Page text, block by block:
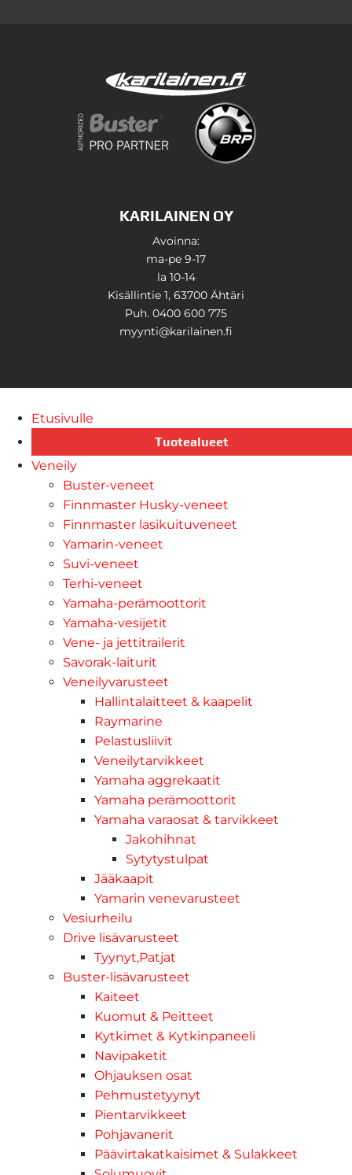
KARILAINEN OY
Avoinna:
ma-pe 9-17
la 10-14
Kisällintie 1, 63700 Ähtäri
Puh. 0400 600 775
myynti@karilainen.fi
Etusivulle
Tuotealueet
Veneily
Buster-veneet
Finnmaster Husky-veneet
Finnmaster lasikuituveneet
Yamarin-veneet
Suvi-veneet
Terhi-veneet
Yamaha-perämoottorit
Yamaha-vesijetit
Vene- ja jettitrailerit
Savorak-laiturit
Veneilyvarusteet
Hallintalaitteet & kaapelit
Raymarine
Pelastusliivit
Veneilytarvikkeet
Yamaha aggrekaatit
Yamaha perämoottorit
Yamaha varaosat & tarvikkeet
Jakohihnat
Sytytystulpat
Jääkaapit
Yamarin venevarusteet
Vesiurheilu
Drive lisävarusteet
Tyynyt,Patjat
Buster-lisävarusteet
Kaiteet
Kuomut & Peitteet
Kytkimet & Kytkinpaneeli
Navipaketit
Ohjauksen osat
Pehmustetyynyt
Pientarvikkeet
Pohjavanerit
Päävirtakatkaisimet & Sulakkeet